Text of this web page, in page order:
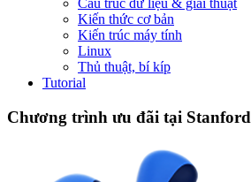
Cấu trúc dữ liệu & giải thuật
Kiến thức cơ bản
Kiến trúc máy tính
Linux
Thủ thuật, bí kíp
Tutorial
Chương trình ưu đãi tại Stanford